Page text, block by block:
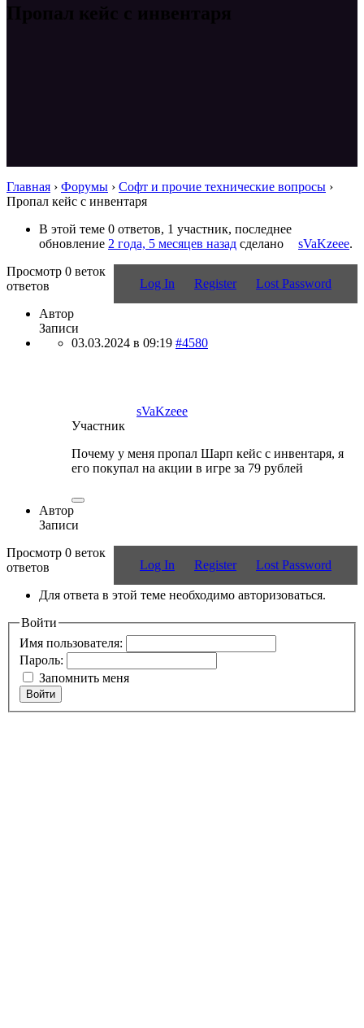
Пропал кейс с инвентаря
Главная › Форумы › Софт и прочие технические вопросы ›
Пропал кейс с инвентаря
В этой теме 0 ответов, 1 участник, последнее
обновление 2 года, 5 месяцев назад сделано sVaKzeee.
Log In Register Lost Password
Просмотр 0 веток
ответов
Автор
Записи
03.03.2024 в 09:19 #4580
sVaKzeee
Участник
Почему у меня пропал Шарп кейс с инвентаря, я
его покупал на акции в игре за 79 рублей
Автор
Записи
Log In Register Lost Password
Просмотр 0 веток
ответов
Для ответа в этой теме необходимо авторизоваться.
Войти
Имя пользователя:
Пароль:
Запомнить меня
Войти